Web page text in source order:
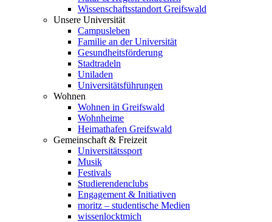
Wissenschaftsstandort Greifswald
Unsere Universität
Campusleben
Familie an der Universität
Gesundheitsförderung
Stadtradeln
Uniladen
Universitätsführungen
Wohnen
Wohnen in Greifswald
Wohnheime
Heimathafen Greifswald
Gemeinschaft & Freizeit
Universitätssport
Musik
Festivals
Studierendenclubs
Engagement & Initiativen
moritz – studentische Medien
wissenlocktmich